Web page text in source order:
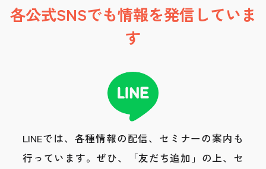
各公式SNSでも情報を発信していま
す
LINEでは、各種情報の配信、セミナーの案内も
行っています。 ぜひ、「友だち追加」の上、セ